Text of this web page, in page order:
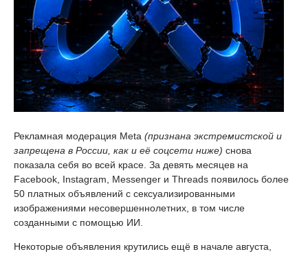
Рекламная модерация Meta (признана экстремистской и
запрещена в России, как и её соцсети ниже) снова
показала себя во всей красе. За девять месяцев на
Facebook, Instagram, Messenger и Threads появилось более
50 платных объявлений с сексуализированными
изображениями несовершеннолетних, в том числе
созданными с помощью ИИ.
Некоторые объявления крутились ещё в начале августа,